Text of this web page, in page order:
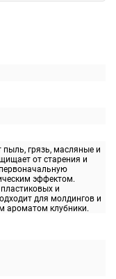
грязь, масляные и
от старения и
эффектом.
и
для молдингов и
ароматом клубники.